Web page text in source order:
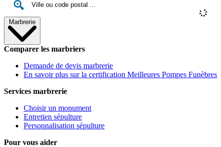
Marbrerie
Comparer les marbriers
Demande de devis marbrerie
En savoir plus sur la certification Meilleures Pompes Funèbres
Services marbrerie
Choisir un monument
Entretien sépulture
Personnalisation sépulture
Pour vous aider